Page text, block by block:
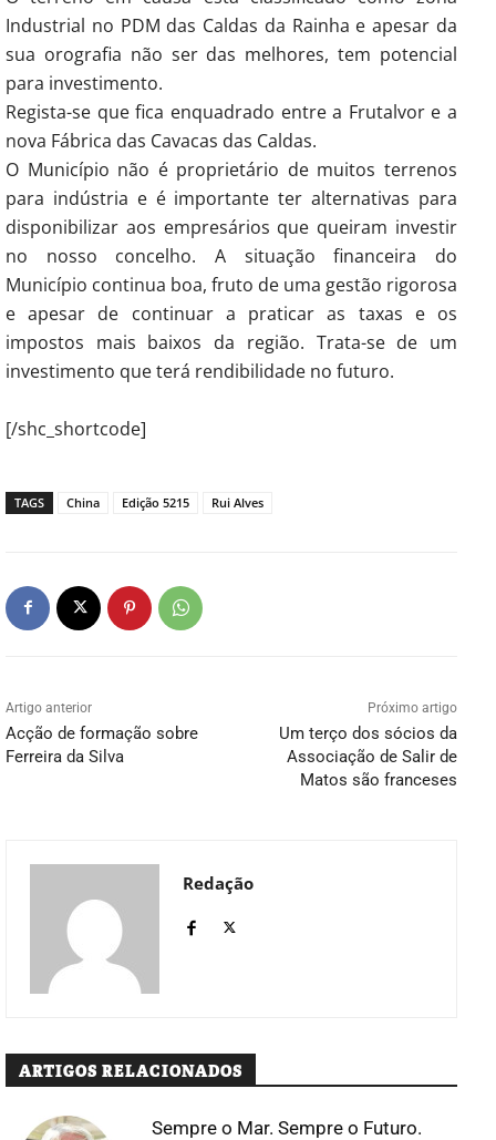
Industrial no PDM das Caldas da Rainha e apesar da
sua orografia não ser das melhores, tem potencial
para investimento.
Regista-se que fica enquadrado entre a Frutalvor e a
nova Fábrica das Cavacas das Caldas.
O Município não é proprietário de muitos terrenos
para indústria e é importante ter alternativas para
disponibilizar aos empresários que queiram investir
no nosso concelho. A situação financeira do
Município continua boa, fruto de uma gestão rigorosa
e apesar de continuar a praticar as taxas e os
impostos mais baixos da região. Trata-se de um
investimento que terá rendibilidade no futuro.
[/shc_shortcode]
TAGS China Edição 5215 Rui Alves
Artigo anterior
Acção de formação sobre
Ferreira da Silva
Próximo artigo
Um terço dos sócios da
Associação de Salir de
Matos são franceses
Redação
ARTIGOS RELACIONADOS
Sempre o Mar. Sempre o Futuro.